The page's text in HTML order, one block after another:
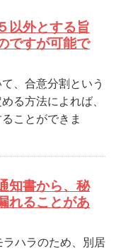
以外とする旨
ですが可能で
、合意分割という
る方法によれば、
ことができま
知書から、秘
れることがあ
ハラのため、別居